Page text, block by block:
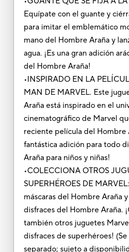
Equípate con el guante y
para imitar el emblemático
mano del Hombre Araña y
agua. ¡Es una gran adición
del Hombre Araña!
•INSPIRADO EN LA
MAN DE MARVEL. Este
Araña está inspirado en el
cinematográfico de Marvel
reciente película del Hombre
fantástica adición para todo
Araña para niños y niñas!
•COLECCIONA OTROS
SUPERHÉROES DE
máscaras del Hombre Araña
disfraces del Hombre Araña.
también otros juguetes
disfraces de superhéroes!
separado; sujeto a